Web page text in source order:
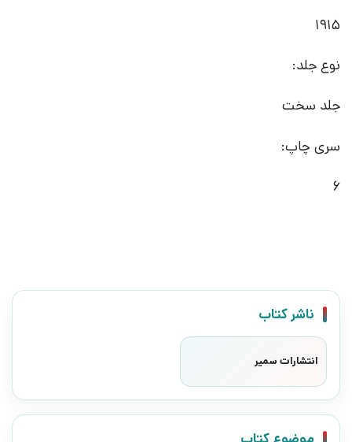
1915
نوع جلد:
جلد سخت
سری چاپ:
6
ناشر کتاب
انتشارات سمیر